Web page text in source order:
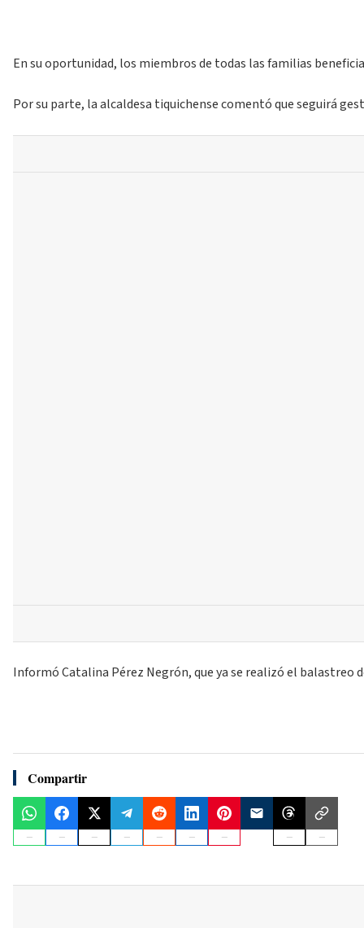
En su oportunidad, los miembros de todas las familias
Por su parte, la alcaldesa tiquichense comentó que seguirá
Informó Catalina Pérez Negrón, que ya se realizó el balastreo
Compartir